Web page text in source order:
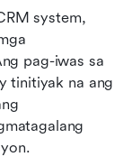
system,
pag-iwas sa
tinitiyak na ang